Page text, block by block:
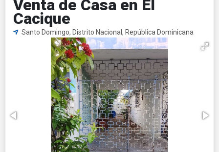
Venta de Casa en El
Cacique
Santo Domingo, Distrito Nacional, República Dominicana